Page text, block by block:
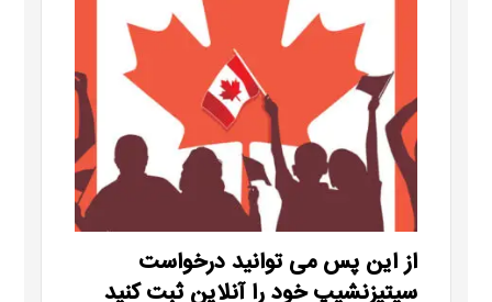
از این پس می توانید درخواست
سیتیزنشیپ خود را آنلاین ثبت کنید